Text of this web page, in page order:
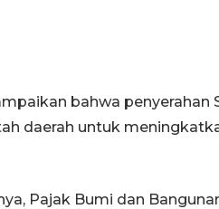
bahwa penyerahan
daerah untuk
Pajak Bumi dan